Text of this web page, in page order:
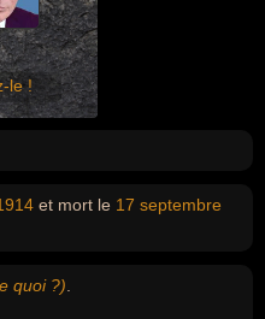
le !
et mort le 17 septembre
quoi ?)